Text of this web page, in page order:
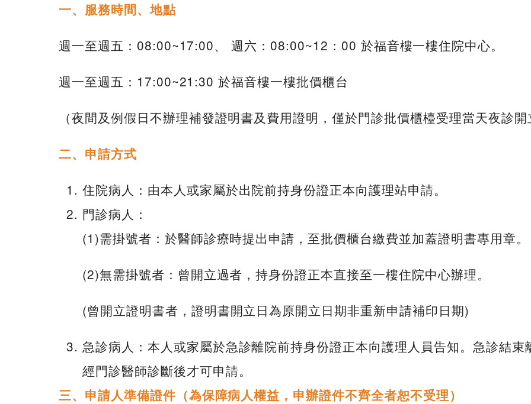
一、服務時間、地點
週一至週五：08:00~17:00、 週六：08:00~12：00 於福音樓一樓住院中心。
週一至週五：17:00~21:30 於福音樓一樓批價櫃台
（夜間及例假日不辦理補發證明書及費用證明，僅於門診批價櫃檯受理當天夜診
二、申請方式
住院病人：由本人或家屬於出院前持身份證正本向護理站申請。
門診病人：
(1)需掛號者：於醫師診療時提出申請，至批價櫃台繳費並加蓋證明書專用章。
(2)無需掛號者：曾開立過者，持身份證正本直接至一樓住院中心辦理。
(曾開立證明書者，證明書開立日為原開立日期非重新申請補印日期)
急診病人：本人或家屬於急診離院前持身份證正本向護理人員告知。急診結
經門診醫師診斷後才可申請。
三、申請人準備證件（為保障病人權益，申辦證件不齊全者恕不受理）